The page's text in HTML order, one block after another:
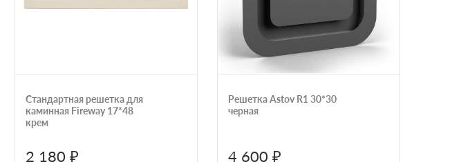
Стандартная решетка для
каминная Fireway 17*48
крем
2 180 ₽
Решетка Astov R1 30*30
черная
4 600 ₽